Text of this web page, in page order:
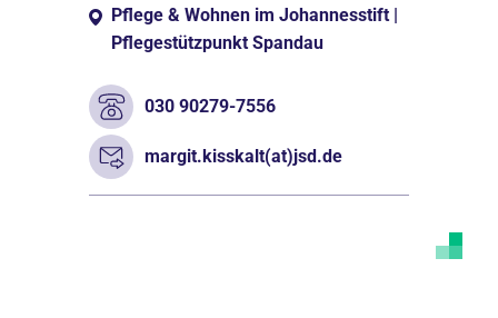
Pflege & Wohnen im Johannesstift |
Pflegestützpunkt Spandau
030 90279-7556
margit.kisskalt(at)jsd.de